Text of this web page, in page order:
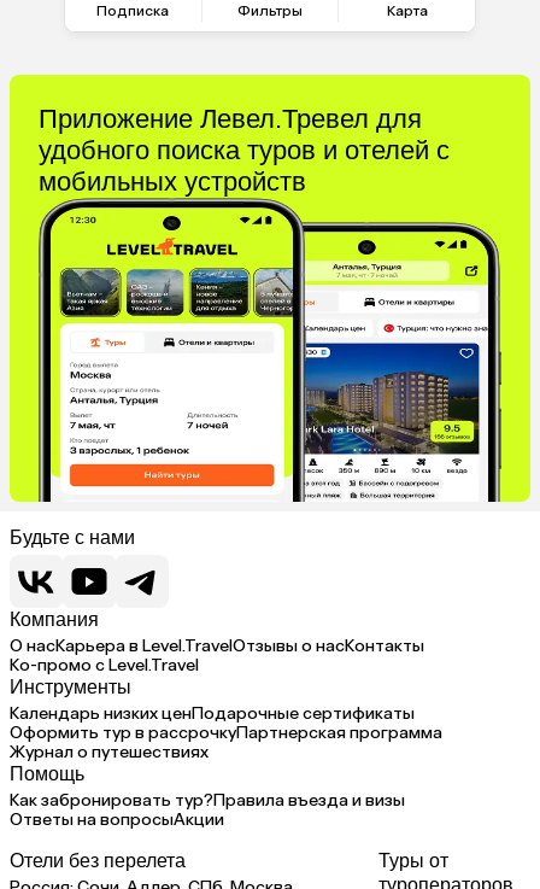
Подписка Фильтры Карта
Приложение Левел.Тревел для
удобного поиска туров и отелей с
мобильных устройств
Будьте с нами
Компания
О насКарьера в Level.TravelОтзывы о насКонтакты
Ко-промо с Level.Travel
Инструменты
Календарь низких ценПодарочные сертификаты
Оформить тур в рассрочкуПартнерская программа
Журнал о путешествиях
Помощь
Как забронировать тур?Правила въезда и визы
Ответы на вопросыАкции
Отели без перелета
Туры от
туроператоров